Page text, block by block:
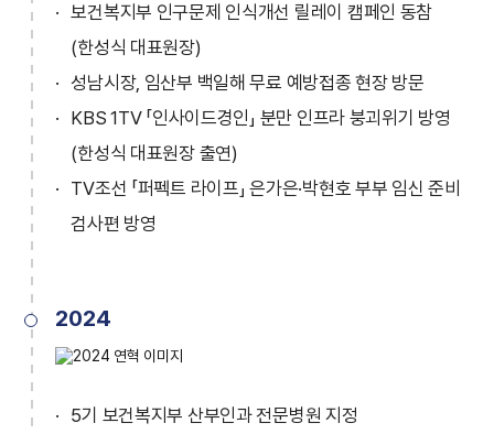
보건복지부 인구문제 인식개선 릴레이 캠페인 동참
(한성식 대표원장)
성남시장, 임산부 백일해 무료 예방접종 현장 방문
KBS 1TV 「인사이드경인」 분만 인프라 붕괴위기 방영
(한성식 대표원장 출연)
TV조선 「퍼펙트 라이프」 은가은·박현호 부부 임신 준비
검사편 방영
2024
5기 보건복지부 산부인과 전문병원 지정